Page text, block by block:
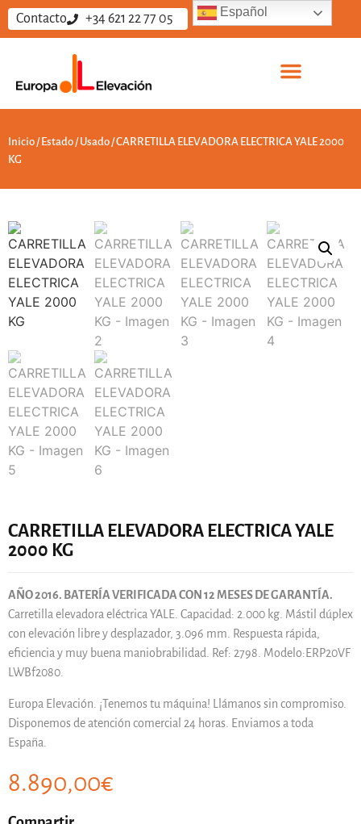
Contacto +34 621 22 77 05
Inicio/ Estado/Usado/ CARRETILLA ELEVADORA ELECTRICA YALE 2000
KG
CARRETILLA ELEVADORA ELECTRICA YALE
2000 KG
AÑO 2016. BATERÍA VERIFICADA CON 12 MESES DE GARANTÍA.
Carretilla elevadora eléctrica YALE. Capacidad: 2.000 kg. Mástil dúplex
con elevación libre y desplazador, 3.096 mm. Respuesta rápida,
eficiencia y muy buena maniobrabilidad. Ref: 2798. Modelo:ERP20VF
LWBf2080.
Europa Elevación. ¡Tenemos tu máquina! Llámanos sin compromiso.
Disponemos de atención comercial 24 horas. Enviamos a toda
España.
8.890,00€
Español